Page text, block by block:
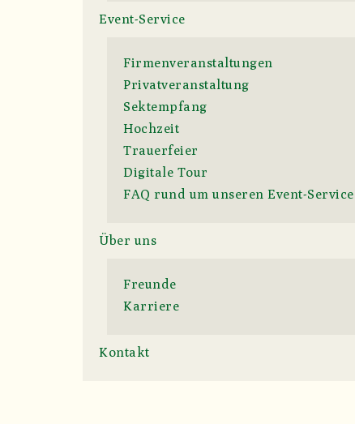
Event-Service
Firmenveranstaltungen
Privatveranstaltung
Sektempfang
Hochzeit
Trauerfeier
Digitale Tour
FAQ rund um unseren Event-Service
Über uns
Freunde
Karriere
Kontakt